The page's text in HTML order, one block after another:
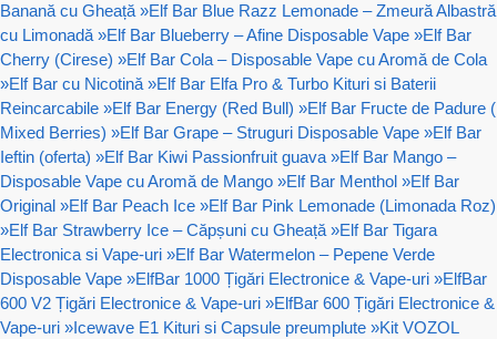
Banană cu Gheață »Elf Bar Blue Razz Lemonade – Zmeură Albastră
cu Limonadă »Elf Bar Blueberry – Afine Disposable Vape »Elf Bar
Cherry (Cirese) »Elf Bar Cola – Disposable Vape cu Aromă de Cola
»Elf Bar cu Nicotină »Elf Bar Elfa Pro & Turbo Kituri si Baterii
Reincarcabile »Elf Bar Energy (Red Bull) »Elf Bar Fructe de Padure (
Mixed Berries) »Elf Bar Grape – Struguri Disposable Vape »Elf Bar
Ieftin (oferta) »Elf Bar Kiwi Passionfruit guava »Elf Bar Mango –
Disposable Vape cu Aromă de Mango »Elf Bar Menthol »Elf Bar
Original »Elf Bar Peach Ice »Elf Bar Pink Lemonade (Limonada Roz)
»Elf Bar Strawberry Ice – Căpșuni cu Gheață »Elf Bar Tigara
Electronica si Vape-uri »Elf Bar Watermelon – Pepene Verde
Disposable Vape »ElfBar 1000 Țigări Electronice & Vape-uri »ElfBar
600 V2 Țigări Electronice & Vape-uri »ElfBar 600 Țigări Electronice &
Vape-uri »Icewave E1 Kituri si Capsule preumplute »Kit VOZOL